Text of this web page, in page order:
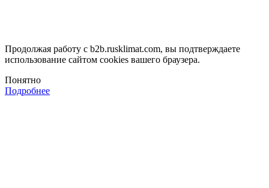
Продолжая работу с b2b.rusklimat.com, вы подтверждаете
использование сайтом cookies вашего браузера.
Понятно
Подробнее